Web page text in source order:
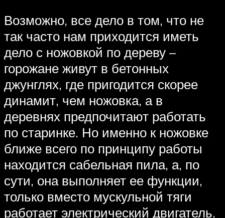
Возможно, все дело в том, что не
так часто нам приходится иметь
дело с ножовкой по дереву –
горожане живут в бетонных
джунглях, где пригодится скорее
динамит, чем ножовка, а в
деревнях предпочитают работать
по старинке. Но именно к ножовке
ближе всего по принципу работы
находится сабельная пила, а, по
сути, она выполняет ее функции,
только вместо мускульной тяги
работает электрический двигатель.